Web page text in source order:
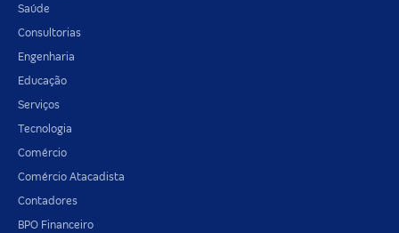
Saúde
Consultorias
Engenharia
Educação
Serviços
Tecnologia
Comércio
Comércio Atacadista
Contadores
BPO Financeiro